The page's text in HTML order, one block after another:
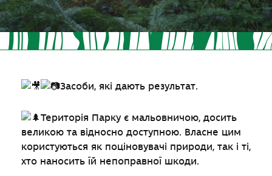
Засоби, які дають результат.
Територія Парку є мальовничою, досить
великою та відносно доступною. Власне цим
користуються як поціновувачі природи, так і ті,
хто наносить їй непоправної шкоди.